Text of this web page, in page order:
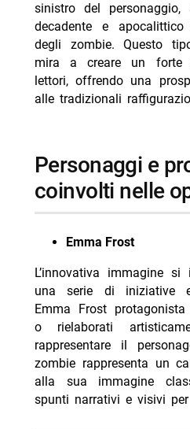
sinistro del personaggio,
decadente e
degli zombie. Questo
mira a creare un forte
lettori, offrendo una
alle tradizionali
personaggi e protagonisti
coinvolti nelle
Emma Frost
L’innovativa immagine si
una serie di iniziative
Emma Frost
o rielaborati
rappresentare il
zombie rappresenta un
alla sua immagine
spunti narrativi e visivi